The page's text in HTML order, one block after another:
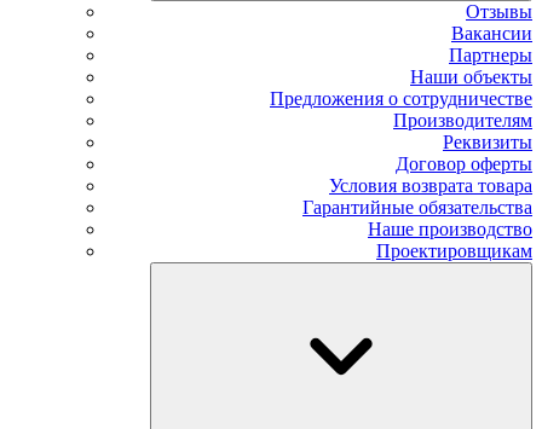
Отзывы
Вакансии
Партнеры
Наши объекты
Предложения о сотрудничестве
Производителям
Реквизиты
Договор оферты
Условия возврата товара
Гарантийные обязательства
Наше производство
Проектировщикам